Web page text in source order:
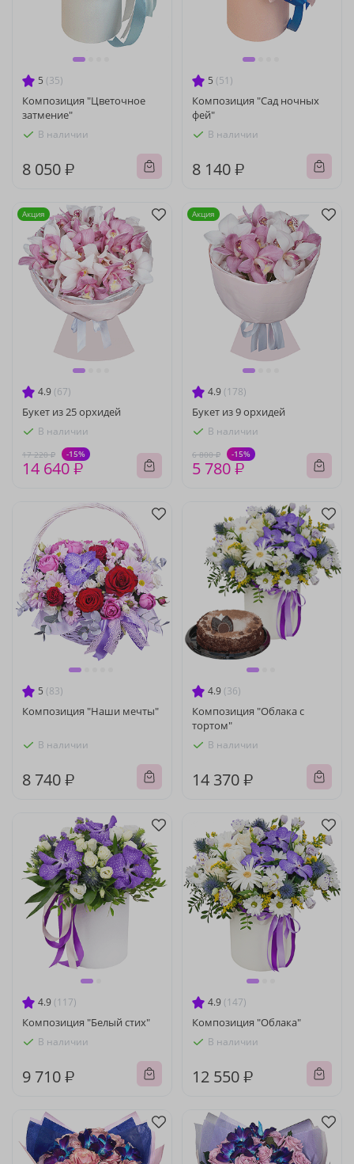
5 (35)
Композиция "Цветочное
затмение"
В наличии
8 050 ₽
5 (51)
Композиция "Сад ночных
фей"
В наличии
8 140 ₽
4.9 (67)
Букет из 25 орхидей
В наличии
17 220 ₽ -15%
14 640 ₽
Акция
4.9 (178)
Букет из 9 орхидей
В наличии
6 800 ₽ -15%
5 780 ₽
Акция
5 (83)
Композиция "Наши мечты"
В наличии
8 740 ₽
4.9 (36)
Композиция "Облака с
тортом"
В наличии
14 370 ₽
4.9 (117)
Композиция "Белый стих"
В наличии
9 710 ₽
4.9 (147)
Композиция "Облака"
В наличии
12 550 ₽